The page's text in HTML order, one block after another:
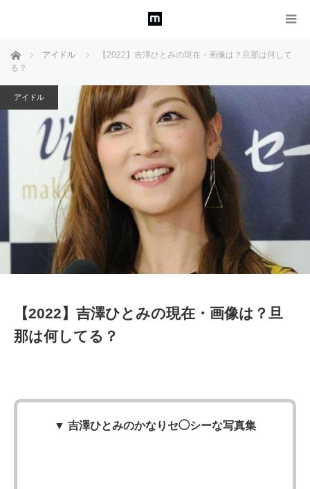
ホーム アイドル
【2022】吉澤ひとみの現在・画像は？旦那は何して
る？
アイドル
【2022】吉澤ひとみの現在・画像は？旦
那は何してる？
▼ 吉澤ひとみのかなりセ◯シーな写真集